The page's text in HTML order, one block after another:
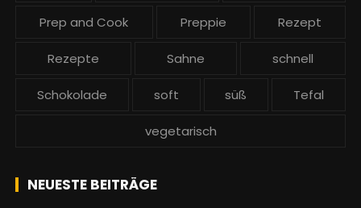
Prep and Cook Preppie Rezept
Rezepte Sahne schnell
Schokolade soft süß Tefal
vegetarisch
NEUESTE BEITRÄGE